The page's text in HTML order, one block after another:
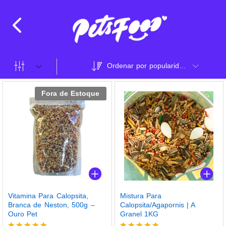
Fora de Estoque
Vitamina Para Calopsita,
Branca de Neston, 500g –
Ouro Pet
Mistura Para
Calopsita/Agapornis | A
Granel 1KG